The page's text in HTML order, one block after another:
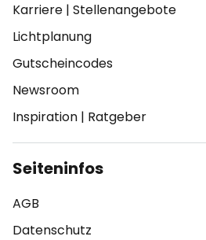
Karriere | Stellenangebote
Lichtplanung
Gutscheincodes
Newsroom
Inspiration | Ratgeber
Seiteninfos
AGB
Datenschutz